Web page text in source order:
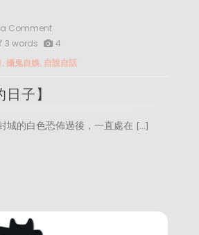
Commenton
【死
在
3 words 4
攝鬼自娛, 自說自話
子】
的白色恐佈過後，一直處在 […]